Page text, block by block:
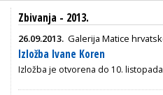
Zbivanja - 2013.
26.09.2013. Galerija Matice
Izložba Ivane Koren
Izložba je otvorena do 10.